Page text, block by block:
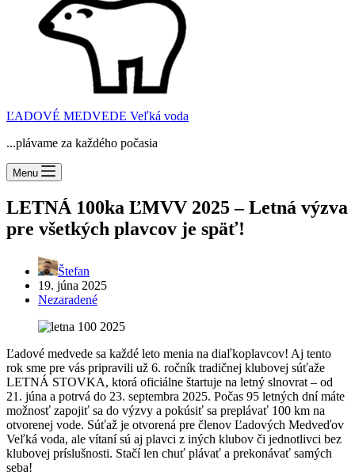
ĽADOVÉ MEDVEDE Veľká voda
...plávame za každého počasia
Menu
LETNÁ 100ka ĽMVV 2025 – Letná výzva
pre všetkých plavcov je späť!
Štefan
19. júna 2025
Nezaradené
Ľadové medvede sa každé leto menia na diaľkoplavcov! Aj tento
rok sme pre vás pripravili už 6. ročník tradičnej klubovej súťaže
LETNÁ STOVKA, ktorá oficiálne štartuje na letný slnovrat – od
21. júna a potrvá do 23. septembra 2025. Počas 95 letných dní máte
možnosť zapojiť sa do výzvy a pokúsiť sa preplávať 100 km na
otvorenej vode. Súťaž je otvorená pre členov Ľadových Medveďov
Veľká voda, ale vítaní sú aj plavci z iných klubov či jednotlivci bez
klubovej príslušnosti. Stačí len chuť plávať a prekonávať samých
seba!